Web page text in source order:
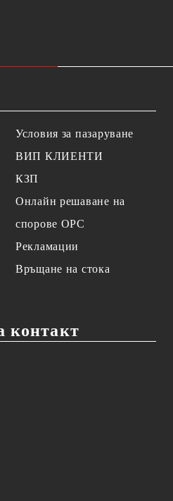
Условия за пазаруване
ВИП КЛИЕНТИ
КЗП
Онлайн решаване на
спорове OPC
Рекламации
Връщане на стока
контакт